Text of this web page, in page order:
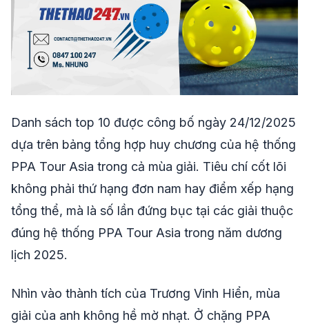
Danh sách top 10 được công bố ngày 24/12/2025
dựa trên bảng tổng hợp huy chương của hệ thống
PPA Tour Asia trong cả mùa giải. Tiêu chí cốt lõi
không phải thứ hạng đơn nam hay điểm xếp hạng
tổng thể, mà là số lần đứng bục tại các giải thuộc
đúng hệ thống PPA Tour Asia trong năm dương
lịch 2025.
Nhìn vào thành tích của Trương Vinh Hiển, mùa
giải của anh không hề mờ nhạt. Ở chặng PPA